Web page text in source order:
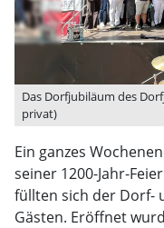
Das Dorfjubiläum des
privat)
Ein ganzes
seiner 1200-Jahr-
füllten sich der Dorf-
Gästen. Eröffnet